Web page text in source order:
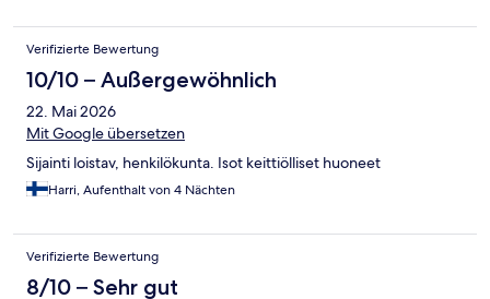
Verifizierte Bewertung
10/10 – Außergewöhnlich
22. Mai 2026
Mit Google übersetzen
Sijainti loistav, henkilökunta. Isot keittiölliset huoneet
Harri, Aufenthalt von 4 Nächten
Verifizierte Bewertung
8/10 – Sehr gut